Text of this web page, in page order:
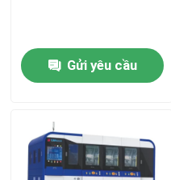
Nhà
Video
Gửi yêu cầu